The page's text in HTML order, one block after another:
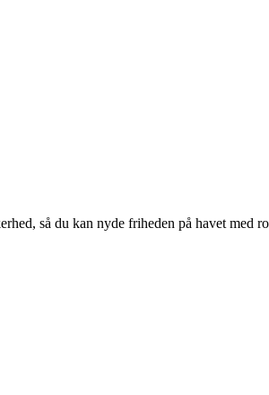
så du kan nyde friheden på havet med